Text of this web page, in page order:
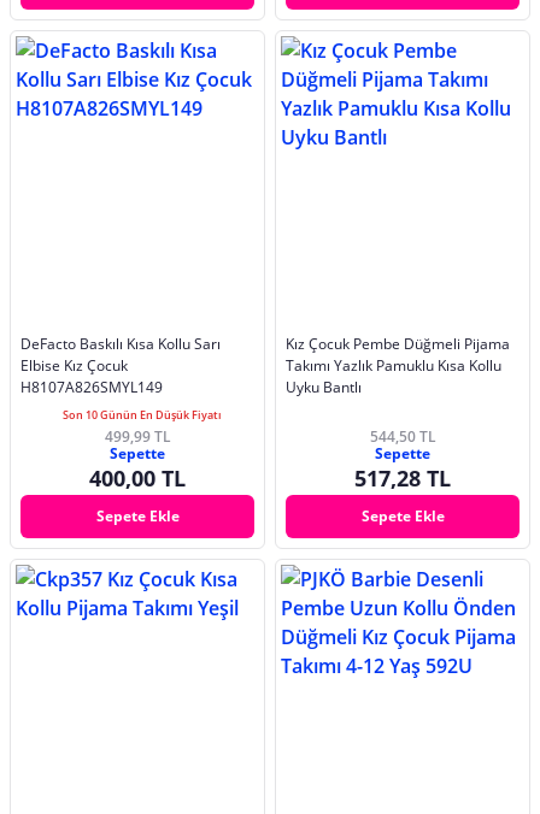
DeFacto Baskılı Kısa Kollu Sarı
Elbise Kız Çocuk
H8107A826SMYL149
Son 10 Günün En Düşük Fiyatı
499,99 TL
Sepette
400,00 TL
Sepete Ekle
Kız Çocuk Pembe Düğmeli Pijama
Takımı Yazlık Pamuklu Kısa Kollu
Uyku Bantlı
544,50 TL
Sepette
517,28 TL
Sepete Ekle